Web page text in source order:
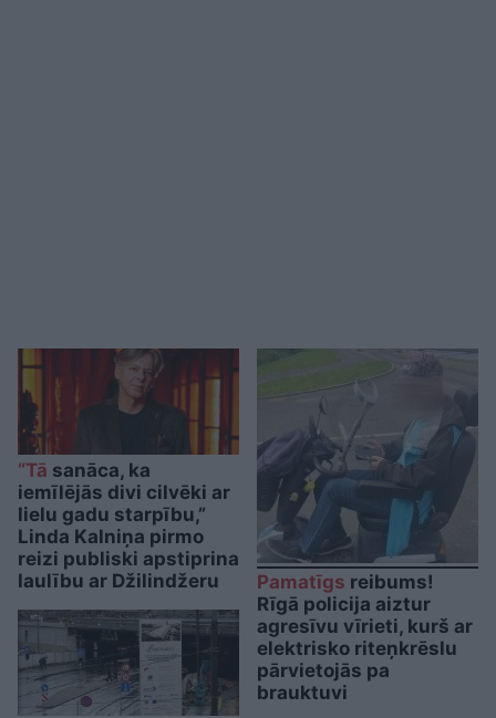
“Tā sanāca, ka
iemīlējās divi cilvēki ar
lielu gadu starpību,”
Linda Kalniņa pirmo
reizi publiski apstiprina
laulību ar Džilindžeru
Pamatīgs reibums!
Rīgā policija aiztur
agresīvu vīrieti, kurš ar
elektrisko riteņkrēslu
pārvietojās pa
brauktuvi